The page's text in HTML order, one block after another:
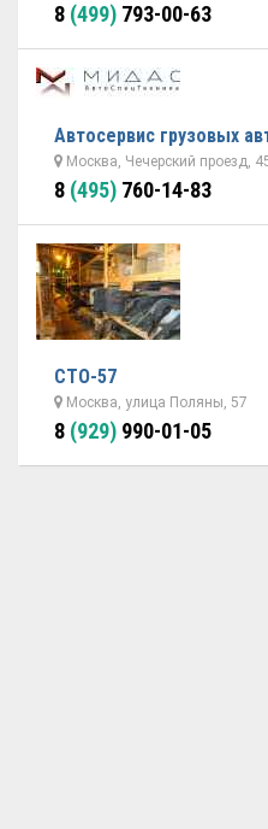
8 (499) 793-00-63
Автосервис грузовых
Москва, Чечерский проезд,
8 (495) 760-14-83
СТО-57
Москва, улица Поляны, 57
8 (929) 990-01-05